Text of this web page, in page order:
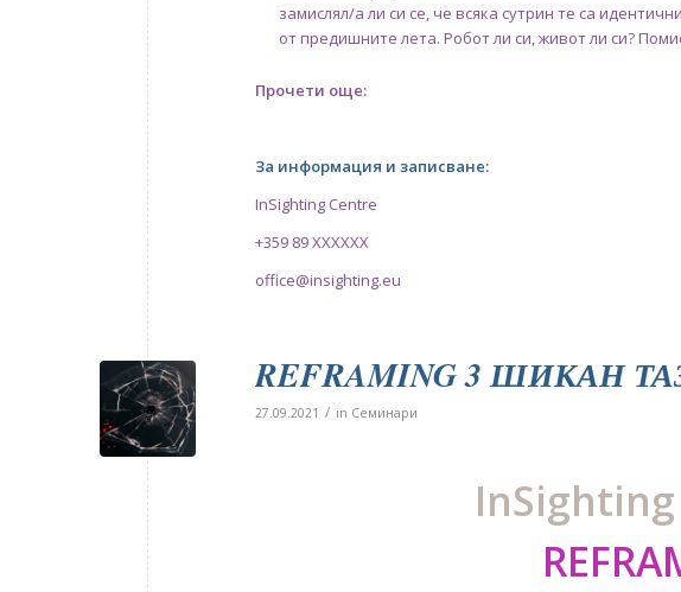
замислял/а ли си се, че всяка сутрин те са
от предишните лета. Робот ли си, живот ли си?
Прочети още:
За информация и записване:
InSighting Centre
+359 89 XXXXXX
office@insighting.eu
REFRAMING 3 ШИКАН
27.09.2021 / in Семинари